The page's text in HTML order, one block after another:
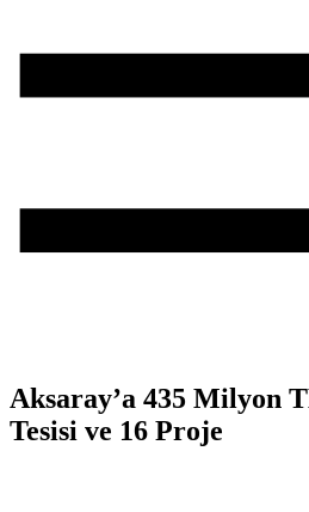
Aksaray’a 435 Milyon
Tesisi ve 16 Proje